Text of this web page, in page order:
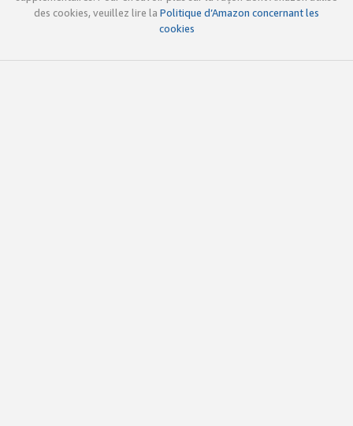
des cookies, veuillez lire la Politique d’Amazon concernant les
cookies